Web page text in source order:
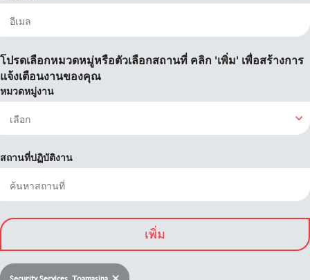
โปรดเลือกหมวดหมู่หรือตัวเลือกสถานที่ คลิก 'เพิ่ม' เพื่อสร้างการ
แจ้งเตือนงานของคุณ
หมวดหมู่งาน
สถานที่ปฏิบัติงาน
เพิ่ม